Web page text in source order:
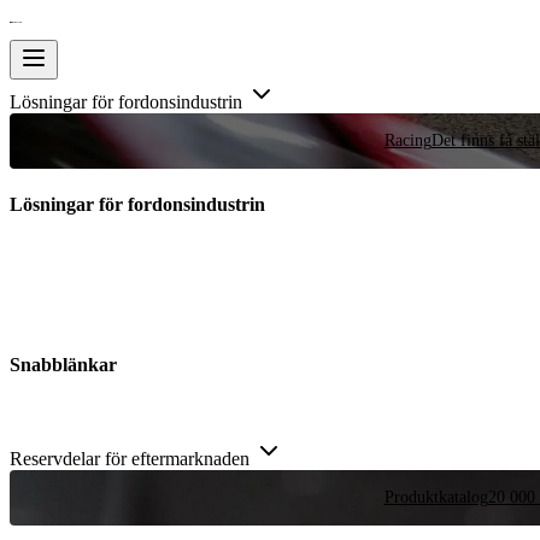
Lösningar för fordonsindustrin
RacingDet finns få
Lösningar för fordonsindustrin
Snabblänkar
Reservdelar för eftermarknaden
Produktkatalog20